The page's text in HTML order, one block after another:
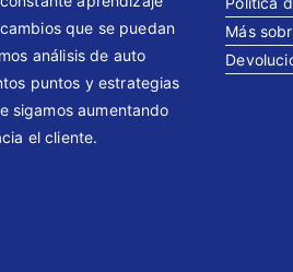
que se puedan
análisis de auto
puntos y estrategias
sigamos aumentando
el cliente.
Más